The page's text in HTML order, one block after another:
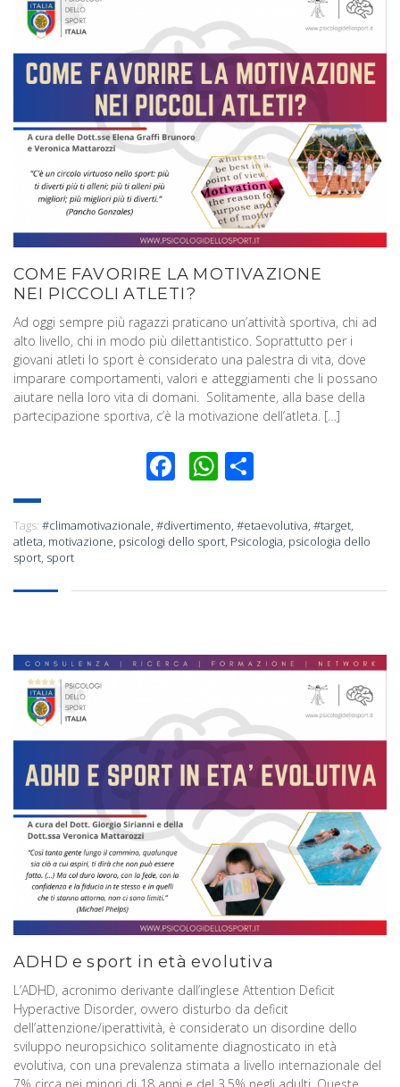
COME FAVORIRE LA MOTIVAZIONE
NEI PICCOLI ATLETI?
Ad oggi sempre più ragazzi praticano un’attività sportiva, chi ad
alto livello, chi in modo più dilettantistico. Soprattutto per i
giovani atleti lo sport è considerato una palestra di vita, dove
imparare comportamenti, valori e atteggiamenti che li possano
aiutare nella loro vita di domani. Solitamente, alla base della
partecipazione sportiva, c’è la motivazione dell’atleta. […]
Facebook
WhatsApp
Tags: #climamotivazionale, #divertimento, #etaevolutiva, #target,
atleta, motivazione, psicologi dello sport, Psicologia, psicologia dello
sport, sport
ADHD e sport in età evolutiva
L’ADHD, acronimo derivante dall’inglese Attention Deficit
Hyperactive Disorder, ovvero disturbo da deficit
dell’attenzione/iperattività, è considerato un disordine dello
sviluppo neuropsichico solitamente diagnosticato in età
evolutiva, con una prevalenza stimata a livello internazionale del
7% circa nei minori di 18 anni e del 3.5% negli adulti. Queste